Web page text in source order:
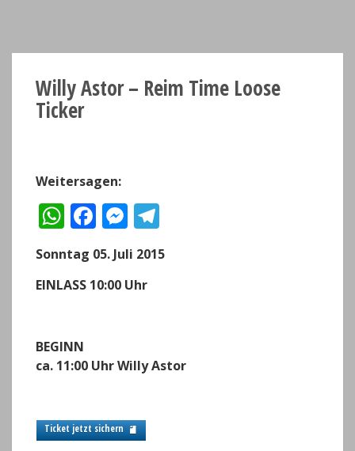
Willy Astor – Reim Time Loose
Ticker
Weitersagen:
W
h
a
ts
p
p
F
a
c
e
o
M
e
ss
e
er
el
e
m
Sonntag 05. Juli 2015
EINLASS 10:00 Uhr
BEGINN
ca. 11:00 Uhr Willy Astor
Ticket jetzt sichern